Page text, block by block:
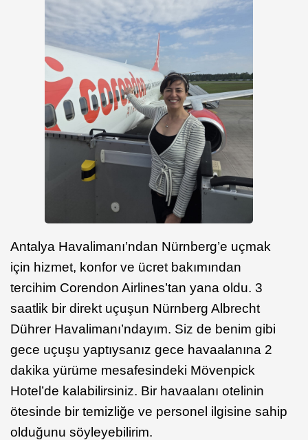
Antalya Havalimanı’ndan Nürnberg’e uçmak
için hizmet, konfor ve ücret bakımından
tercihim Corendon Airlines’tan yana oldu. 3
saatlik bir direkt uçuşun Nürnberg Albrecht
Dührer Havalimanı’ndayım. Siz de benim gibi
gece uçuşu yaptıysanız gece havaalanına 2
dakika yürüme mesafesindeki Mövenpick
Hotel’de kalabilirsiniz. Bir havaalanı otelinin
ötesinde bir temizliğe ve personel ilgisine sahip
olduğunu söyleyebilirim.